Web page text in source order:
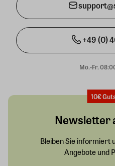
+49 (0)
Mo.-Fr.
10€
Newsletter
Bleiben Sie informiert
Angebote und